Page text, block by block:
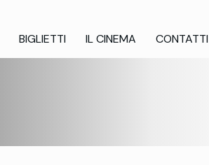
BIGLIETTI IL CINEMA CONTATTI